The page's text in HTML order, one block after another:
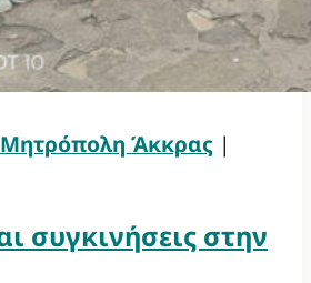
Μητρόπολη Άκκρας |
συγκινήσεις στην